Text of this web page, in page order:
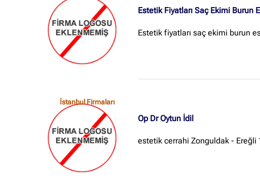
Estetik Fiyatları Saç Ekimi Burun
Estetik fiyatları saç ekimi burun
İstanbul Firmaları
Op Dr Oytun İdil
estetik cerrahi Zonguldak -